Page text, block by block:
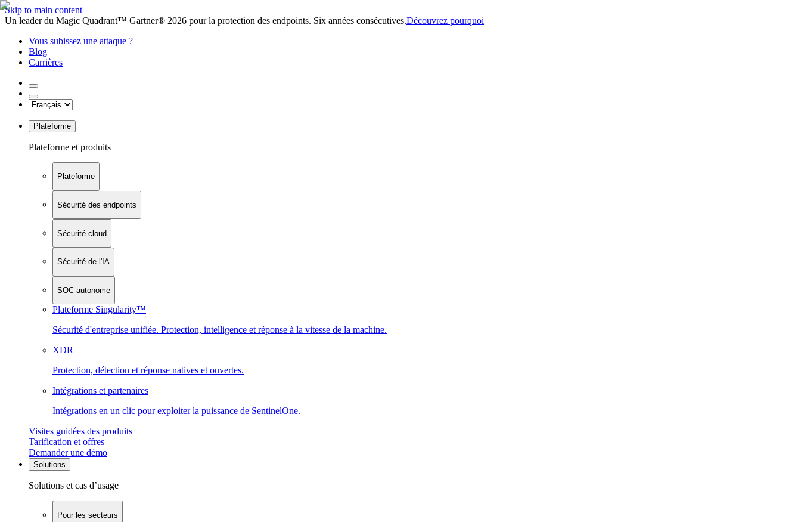
Skip to main content
Un leader du Magic Quadrant™ Gartner® 2026 pour la protection des endpoints. Six années consécutives.Découvrez pourquoi
Vous subissez une attaque ?
Blog
Carrières
Plateforme
Plateforme et produits
Plateforme
Sécurité des endpoints
Sécurité cloud
Sécurité de l'IA
SOC autonome
Plateforme Singularity™
Sécurité d'entreprise unifiée. Protection, intelligence et réponse à la vitesse de la machine.
XDR
Protection, détection et réponse natives et ouvertes.
Intégrations et partenaires
Intégrations en un clic pour exploiter la puissance de SentinelOne.
Visites guidées des produits
Tarification et offres
Demander une démo
Solutions
Solutions et cas d’usage
Pour les secteurs